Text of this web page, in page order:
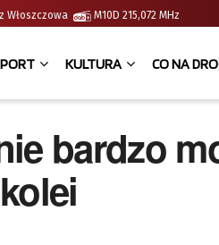
Włoszczowa M10D 215,072
KULTURA CO NA
bardzo